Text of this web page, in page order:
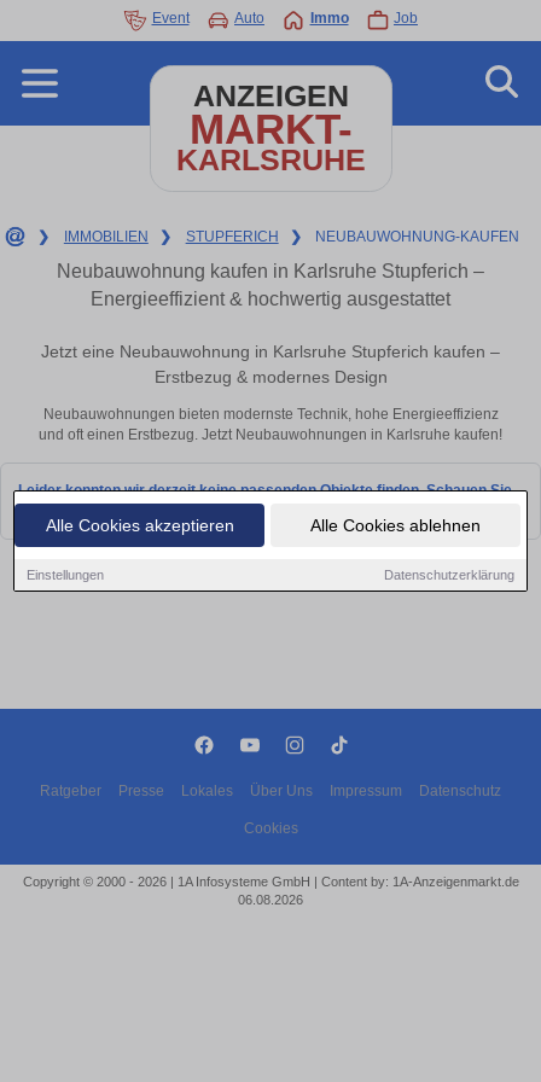
Alle Cookies akzeptieren Alle Cookies ablehnen
Einstellungen Datenschutzerklärung
Event Auto Immo Job
ANZEIGEN
MARKT-
KARLSRUHE
❯ IMMOBILIEN ❯ STUPFERICH ❯ NEUBAUWOHNUNG-KAUFEN
Neubauwohnung kaufen in Karlsruhe Stupferich –
Energieeffizient & hochwertig ausgestattet
Jetzt eine Neubauwohnung in Karlsruhe Stupferich kaufen –
Erstbezug & modernes Design
Neubauwohnungen bieten modernste Technik, hohe Energieeffizienz
und oft einen Erstbezug. Jetzt Neubauwohnungen in Karlsruhe kaufen!
Leider konnten wir derzeit keine passenden Objekte finden. Schauen Sie
Ratgeber Presse Lokales Über Uns Impressum Datenschutz
Cookies
Copyright © 2000 - 2026 | 1A Infosysteme GmbH | Content by: 1A-Anzeigenmarkt.de
06.08.2026